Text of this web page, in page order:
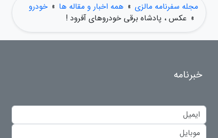
مجله سفرنامه مالزی » همه اخبار و مقاله ها » خودرو
» عکس ، پادشاه برقی خودروهای آفرود !
خبرنامه